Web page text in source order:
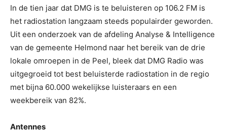
In de tien jaar dat DMG is te beluisteren op 106.2 FM is
het radiostation langzaam steeds populairder geworden.
Uit een onderzoek van de afdeling Analyse & Intelligence
van de gemeente Helmond naar het bereik van de drie
lokale omroepen in de Peel, bleek dat DMG Radio was
uitgegroeid tot best beluisterde radiostation in de regio
met bijna 60.000 wekelijkse luisteraars en een
weekbereik van 82%.
Antennes